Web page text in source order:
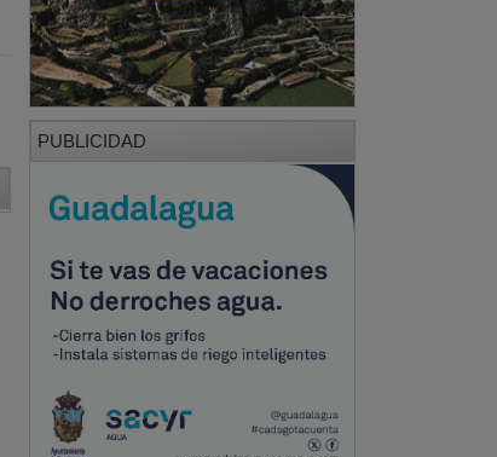
PUBLICIDAD